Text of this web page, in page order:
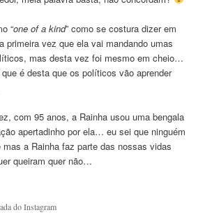
“one of a kind” como se costura dizer em
primeira vez que ela vai mandando umas
mas desta vez foi mesmo em cheio…
é desta que os políticos vão aprender
com 95 anos, a Rainha usou uma bengala
apertadinho por ela… eu sei que ninguém
mas a Rainha faz parte das nossas vidas
queiram quer não…
do Instagram